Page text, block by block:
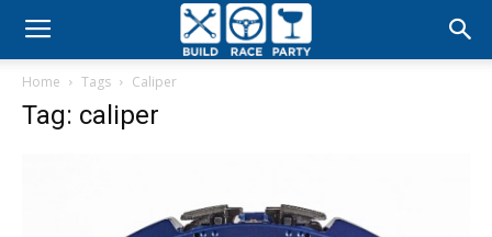
Build
Home Tags Caliper
Tag: caliper